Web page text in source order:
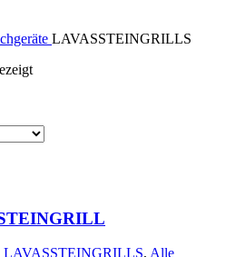
LAVASSTEINGRILLS
LAVASSTEINGRILLS, Alle